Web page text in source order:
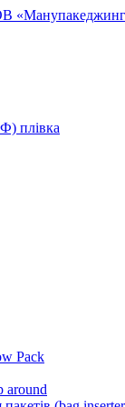
плівка
Pack
around